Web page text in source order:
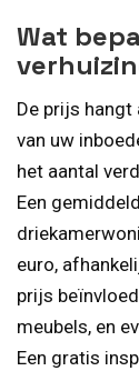
Wat
De prijs
van uw
het aantal
Een
euro,
prijs
meubels, en
Een gratis